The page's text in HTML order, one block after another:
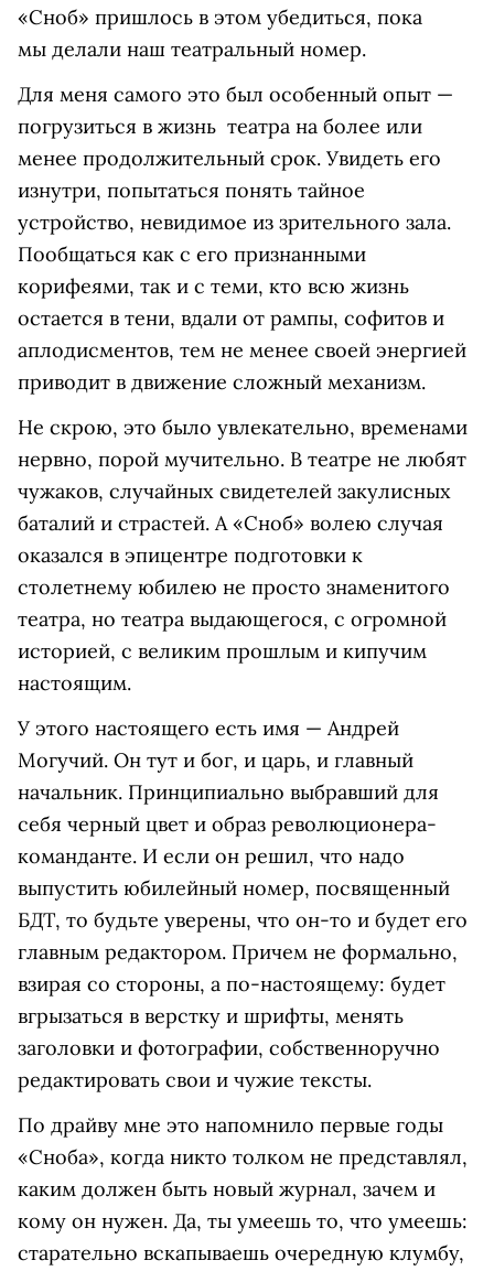
«Сноб» пришлось в этом убедиться, пока
мы делали наш театральный номер.
Для меня самого это был особенный опыт ­—
погрузиться в жизнь театра на более или
менее продолжительный срок. Увидеть его
изнутри, попытаться понять тайное
устройство, невидимое из зрительного зала.
Пообщаться как с его признанными
корифеями, так и с теми, кто всю жизнь
остается в тени, вдали от рампы, софитов и
аплодисментов, тем не менее своей энергией
приводит в движение сложный механизм.
Не скрою, это было увлекательно, временами
нервно, порой мучительно. В театре не любят
чужаков, случайных свидетелей закулисных
баталий и страстей. А «Сноб» волею случая
оказался в эпицентре подготовки к
столетнему юбилею не просто знаменитого
театра, но театра выдающегося, с огромной
историей, с великим прошлым и кипучим
настоящим.
У этого настоящего есть имя ­— Андрей
Могучий. Он тут и бог, и царь, и главный
начальник. Принципиально выбравший для
себя черный цвет и образ революционера-
команданте. И если он решил, что надо
выпустить юбилейный номер, посвященный
БДТ, то будьте уверены, что он-то и будет его
главным редактором. Причем не формально,
взирая со стороны, а по-настоящему: будет
вгрызаться в верстку и шрифты, менять
заголовки и фотографии, собственноручно
редактировать свои и чужие тексты.
По драйву мне это напомнило первые годы
«Сноба», когда никто толком не представлял,
каким должен быть новый журнал, зачем и
кому он нужен. Да, ты умеешь то, что умеешь:
старательно вскапываешь очередную клумбу,